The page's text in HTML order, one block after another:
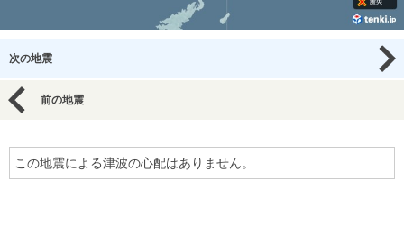
次の地震
前の地震
この地震による津波の心配はありません。